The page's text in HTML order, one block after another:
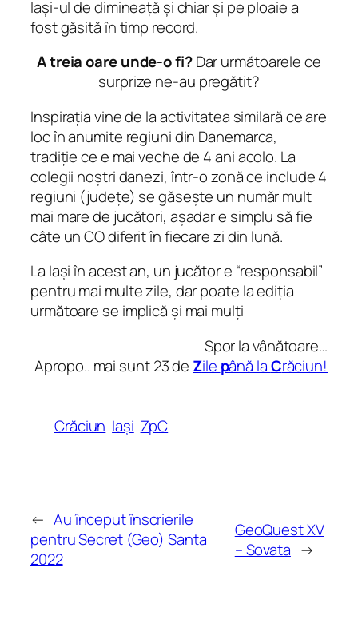
Iași-ul de dimineață și chiar și pe ploaie a
fost găsită în timp record.
A treia oare unde-o fi?Dar următoarele ce
surprize ne-au pregătit?
Inspirația vine de la activitatea similară ce are
loc în anumite regiuni din Danemarca,
tradiție ce e mai veche de 4 ani acolo. La
colegii noștri danezi, într-o zonă ce include 4
regiuni (județe) se găsește un număr mult
mai mare de jucători, așadar e simplu să fie
câte un CO diferit în fiecare zi din lună.
La Iași în acest an, un jucător e “responsabil”
pentru mai multe zile, dar poate la ediția
următoare se implică și mai mulți
Spor la vânătoare…
Apropo.. mai sunt 23 de Zile până laCrăciun!
Crăciun Iași ZpC
← Au început înscrierile
pentru Secret (Geo) Santa
2022
GeoQuest XV
– Sovata →